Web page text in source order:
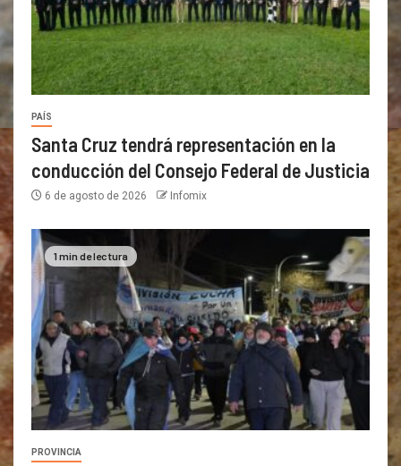
PAÍS
Santa Cruz tendrá representación en la
conducción del Consejo Federal de Justicia
6 de agosto de 2026 Infomix
1 min de lectura
PROVINCIA